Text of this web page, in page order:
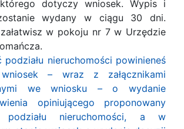
dotyczy wniosek. Wypis i
wydany w ciągu 30 dni.
w pokoju nr 7 w Urzędzie
podziału nieruchomości powinieneś
wniosek – wraz z załącznikami
we wniosku – o wydanie
opiniującego proponowany
podziału nieruchomości, a w